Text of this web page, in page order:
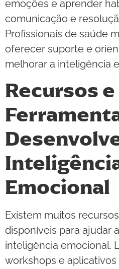
emoções e aprender
comunicação e
Profissionais de saúde
oferecer suporte e
melhorar a inteligência
Recursos e
Emocional
Existem muitos
disponíveis para ajudar
inteligência emocional.
workshops e